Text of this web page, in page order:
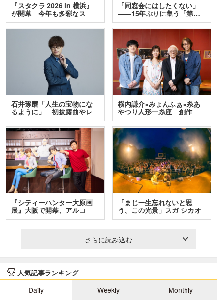
『スタクラ 2026 in 横浜』
が開幕 今年も多彩なス
テ…
「同窓会にはしたくない」
――15年ぶりに集う「第…
石井琢磨「人生の宝物にな
るように」 初披露曲やレ
ア…
横内謙介×みょんふぁ×糸あ
やつり人形一糸座 創作
人…
『シティーハンター大原画
展』大阪で開幕、アルコ
＆…
「まじ一生忘れないと思
う、この光景」スガ シカオ
と…
さらに読み込む
人気記事ランキング
Daily
Weekly Monthly